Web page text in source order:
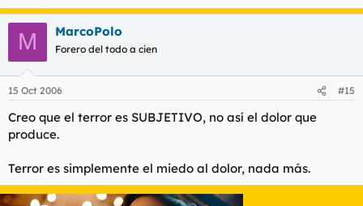
M MarcoPolo
Forero del todo a cien
15 Oct 2006 #15
Creo que el terror es SUBJETIVO, no así el dolor que
produce.
Terror es simplemente el miedo al dolor, nada más.